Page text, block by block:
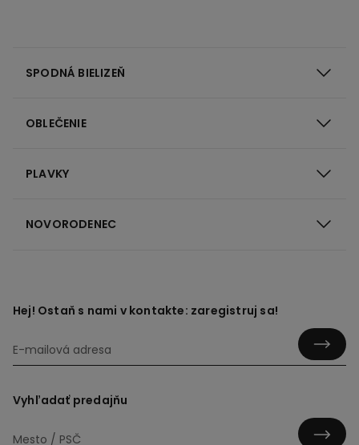
SPODNÁ BIELIZEŇ
OBLEČENIE
PLAVKY
NOVORODENEC
Hej! Ostaň s nami v kontakte: zaregistruj sa!
Vyhľadať predajňu